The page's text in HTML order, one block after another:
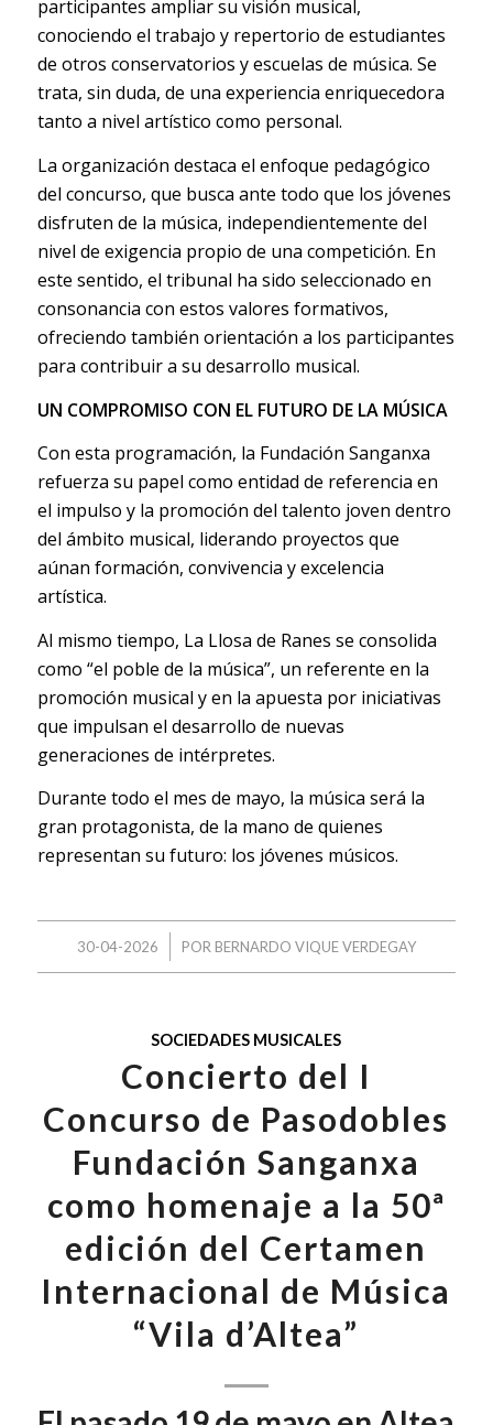
participantes ampliar su visión musical,
conociendo el trabajo y repertorio de estudiantes
de otros conservatorios y escuelas de música. Se
trata, sin duda, de una experiencia enriquecedora
tanto a nivel artístico como personal.
La organización destaca el enfoque pedagógico
del concurso, que busca ante todo que los jóvenes
disfruten de la música, independientemente del
nivel de exigencia propio de una competición. En
este sentido, el tribunal ha sido seleccionado en
consonancia con estos valores formativos,
ofreciendo también orientación a los participantes
para contribuir a su desarrollo musical.
UN COMPROMISO CON EL FUTURO DE LA MÚSICA
Con esta programación, la Fundación Sanganxa
refuerza su papel como entidad de referencia en
el impulso y la promoción del talento joven dentro
del ámbito musical, liderando proyectos que
aúnan formación, convivencia y excelencia
artística.
Al mismo tiempo, La Llosa de Ranes se consolida
como “el poble de la música”, un referente en la
promoción musical y en la apuesta por iniciativas
que impulsan el desarrollo de nuevas
generaciones de intérpretes.
Durante todo el mes de mayo, la música será la
gran protagonista, de la mano de quienes
representan su futuro: los jóvenes músicos.
30-04-2026
/ POR BERNARDO VIQUE VERDEGAY
SOCIEDADES MUSICALES
Concierto del I
Concurso de Pasodobles
Fundación Sanganxa
como homenaje a la 50ª
edición del Certamen
Internacional de Música
“Vila d’Altea”